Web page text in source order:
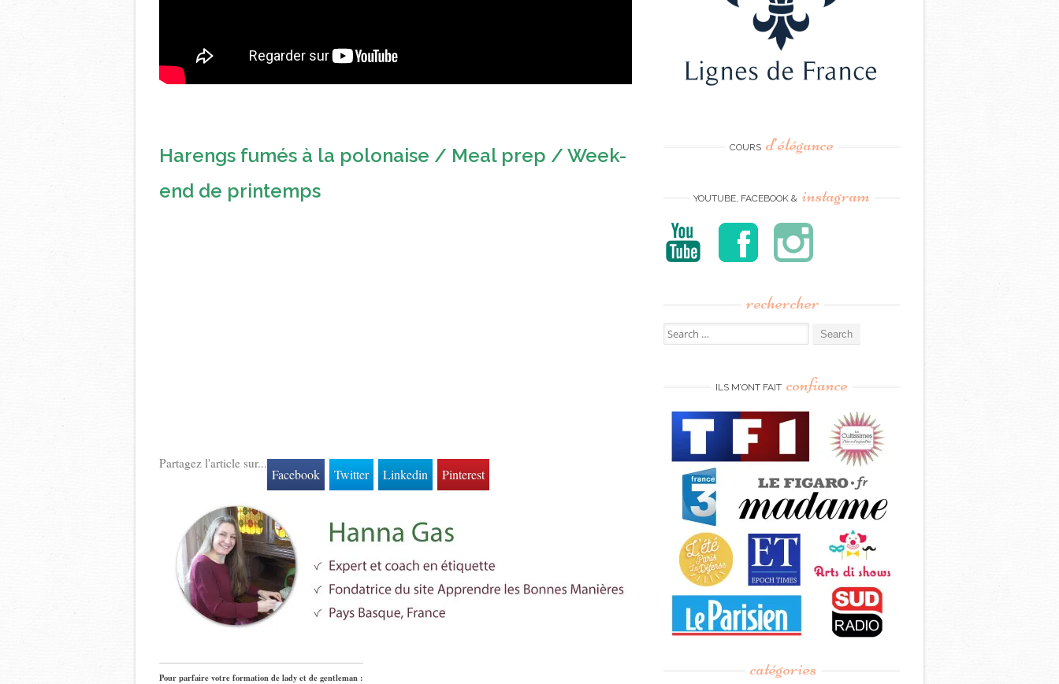
Harengs fumés à la polonaise / Meal prep / Week-
end de printemps
Partagez l'article sur...
Facebook Twitter Linkedin Pinterest
Pour parfaire votre formation de lady et de gentleman :
COURS d’élégance
YOUTUBE, FACEBOOK & instagram
rechercher
Search
for:
ILS M’ONT FAIT confiance
catégories